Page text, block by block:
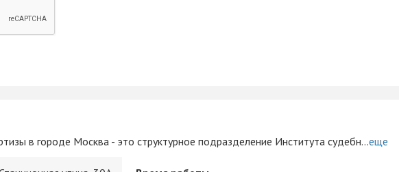
в городе Москва - это структурное подразделение Института судебн...еще